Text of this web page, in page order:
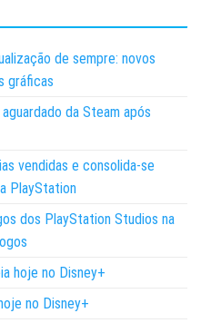
de sempre: novos
gráficas
da Steam após
vendidas e consolida-se
PlayStation
dos PlayStation Studios na
hoje no Disney+
no Disney+